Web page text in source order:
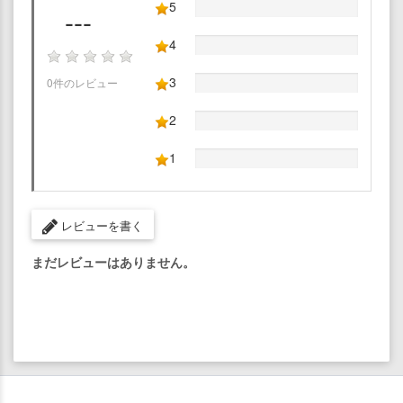
---
0件のレビュー
5
4
3
2
1
レビューを書く
まだレビューはありません。